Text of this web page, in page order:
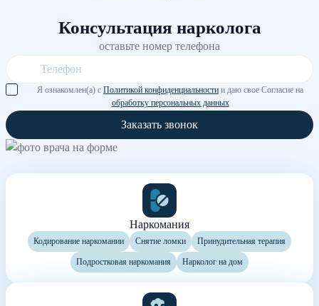
Консультация нарколога
оставьте номер телефона
Я ознакомлен(а) с Политикой конфиденциальности и даю свое Согласие на
обработку персональных данных
Заказать звонок
Наркомания
Кодирование наркомании Снятие ломки Принудительная терапия
Подростковая наркомания Нарколог на дом